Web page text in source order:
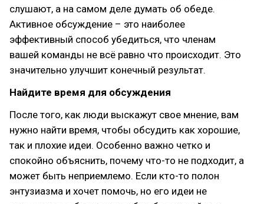
слушают, а на самом деле думать об обеде.
Активное обсуждение – это наиболее
эффективный способ убедиться, что членам
вашей команды не всё равно что происходит. Это
значительно улучшит конечный результат.
Найдите время для обсуждения
После того, как люди выскажут свое мнение, вам
нужно найти время, чтобы обсудить как хорошие,
так и плохие идеи. Особенно важно четко и
спокойно объяснить, почему что-то не подходит, а
может быть неприемлемо. Если кто-то полон
энтузиазма и хочет помочь, но его идеи не